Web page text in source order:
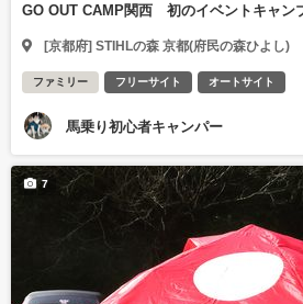
GO OUT CAMP関西 初のイベントキャン
[京都府] STIHLの森 京都(府民の森ひよし)
ファミリー フリーサイト オートサイト
馬乗り初心者キャンパー
7